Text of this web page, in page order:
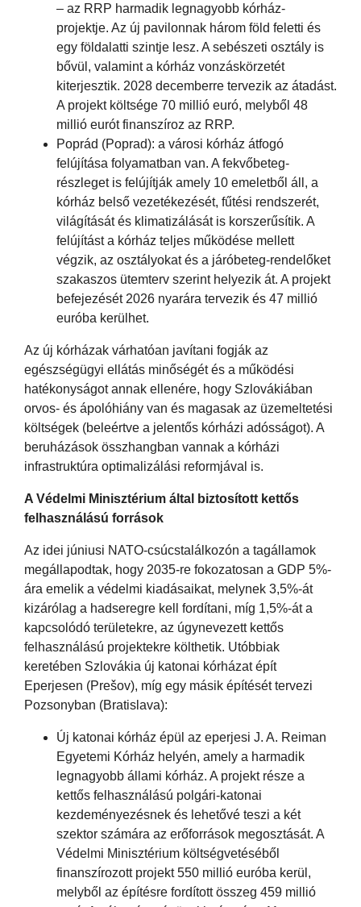
– az RRP harmadik legnagyobb kórház-
projektje. Az új pavilonnak három föld feletti és
egy földalatti szintje lesz. A sebészeti osztály is
bővül, valamint a kórház vonzáskörzetét
kiterjesztik. 2028 decemberre tervezik az átadást.
A projekt költsége 70 millió euró, melyből 48
millió eurót finanszíroz az RRP.
Poprád (Poprad): a városi kórház átfogó
felújítása folyamatban van. A fekvőbeteg-
részleget is felújítják amely 10 emeletből áll, a
kórház belső vezetékezését, fűtési rendszerét,
világítását és klimatizálását is korszerűsítik. A
felújítást a kórház teljes működése mellett
végzik, az osztályokat és a járóbeteg-rendelőket
szakaszos ütemterv szerint helyezik át. A projekt
befejezését 2026 nyarára tervezik és 47 millió
euróba kerülhet.
Az új kórházak várhatóan javítani fogják az
egészségügyi ellátás minőségét és a működési
hatékonyságot annak ellenére, hogy Szlovákiában
orvos- és ápolóhiány van és magasak az üzemeltetési
költségek (beleértve a jelentős kórházi adósságot). A
beruházások összhangban vannak a kórházi
infrastruktúra optimalizálási reformjával is.
A Védelmi Minisztérium által biztosított kettős
felhasználású források
Az idei júniusi NATO-csúcstalálkozón a tagállamok
megállapodtak, hogy 2035-re fokozatosan a GDP 5%-
ára emelik a védelmi kiadásaikat, melynek 3,5%-át
kizárólag a hadseregre kell fordítani, míg 1,5%-át a
kapcsolódó területekre, az úgynevezett kettős
felhasználású projektekre költhetik. Utóbbiak
keretében Szlovákia új katonai kórházat épít
Eperjesen (Prešov), míg egy másik építését tervezi
Pozsonyban (Bratislava):
Új katonai kórház épül az eperjesi J. A. Reiman
Egyetemi Kórház helyén, amely a harmadik
legnagyobb állami kórház. A projekt része a
kettős felhasználású polgári-katonai
kezdeményezésnek és lehetővé teszi a két
szektor számára az erőforrások megosztását. A
Védelmi Minisztérium költségvetéséből
finanszírozott projekt 550 millió euróba kerül,
melyből az építésre fordított összeg 459 millió